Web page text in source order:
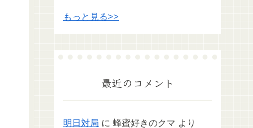
もっと見る>>
最近のコメント
明日対局 に 蜂蜜好きのクマ より